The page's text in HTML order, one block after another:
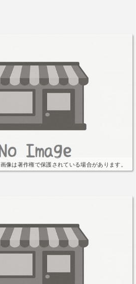
画像は著作権で保護されている場合があります。